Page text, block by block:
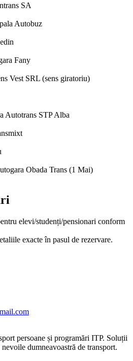
SA
Autobuz
Fany
Vest SRL (sens giratoriu)
Autotrans STP Alba
Obada Trans (1 Mai)
elevi/studenți/pensionari conform
exacte în pasul de rezervare.
persoane și programări ITP. Soluții
dumneavoastră de transport.